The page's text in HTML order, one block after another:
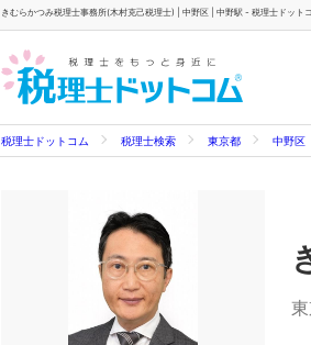
きむらかつみ税理士事務所(木村克己税理士) | 中野区 | 中野駅 - 税理士ドット
税理士ドットコム 税理士検索 東京都 中野区